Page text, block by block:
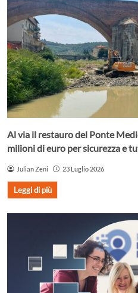
Al via il restauro del Ponte
milioni di euro per sicurezza e
Julian Zeni 23 Luglio 2026
Leggi di più